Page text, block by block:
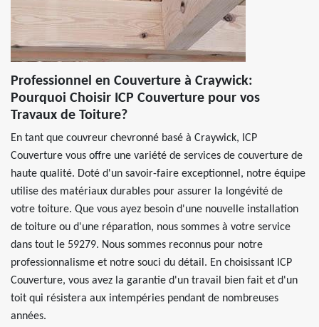
Professionnel en Couverture à Craywick:
Pourquoi Choisir ICP Couverture pour vos
Travaux de Toiture?
En tant que couvreur chevronné basé à Craywick, ICP
Couverture vous offre une variété de services de couverture de
haute qualité. Doté d'un savoir-faire exceptionnel, notre équipe
utilise des matériaux durables pour assurer la longévité de
votre toiture. Que vous ayez besoin d'une nouvelle installation
de toiture ou d'une réparation, nous sommes à votre service
dans tout le 59279. Nous sommes reconnus pour notre
professionnalisme et notre souci du détail. En choisissant ICP
Couverture, vous avez la garantie d'un travail bien fait et d'un
toit qui résistera aux intempéries pendant de nombreuses
années.